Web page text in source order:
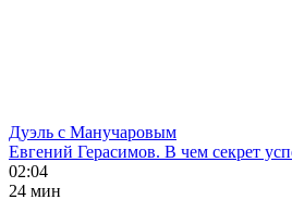
Дуэль с Манучаровым
Евгений Герасимов. В чем секрет
02:04
24 мин